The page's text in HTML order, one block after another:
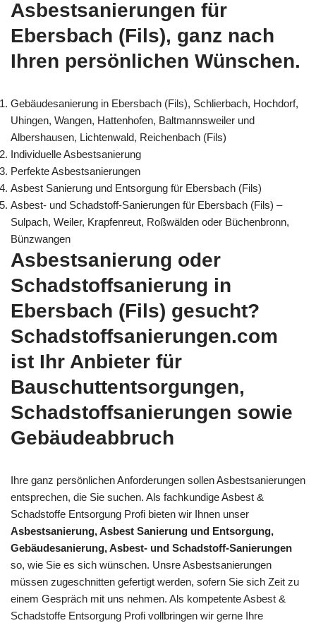
Asbestsanierungen für
Ebersbach (Fils), ganz nach
Ihren persönlichen Wünschen.
Gebäudesanierung in Ebersbach (Fils), Schlierbach, Hochdorf,
Uhingen, Wangen, Hattenhofen, Baltmannsweiler und
Albershausen, Lichtenwald, Reichenbach (Fils)
Individuelle Asbestsanierung
Perfekte Asbestsanierungen
Asbest Sanierung und Entsorgung für Ebersbach (Fils)
Asbest- und Schadstoff-Sanierungen für Ebersbach (Fils) –
Sulpach, Weiler, Krapfenreut, Roßwälden oder Büchenbronn,
Bünzwangen
Asbestsanierung oder
Schadstoffsanierung in
Ebersbach (Fils) gesucht?
Schadstoffsanierungen.com
ist Ihr Anbieter für
Bauschuttentsorgungen,
Schadstoffsanierungen sowie
Gebäudeabbruch
Ihre ganz persönlichen Anforderungen sollen Asbestsanierungen
entsprechen, die Sie suchen. Als fachkundige Asbest &
Schadstoffe Entsorgung Profi bieten wir Ihnen unser
Asbestsanierung, Asbest Sanierung und Entsorgung,
Gebäudesanierung, Asbest- und Schadstoff-Sanierungen
so, wie Sie es sich wünschen. Unsre Asbestsanierungen
müssen zugeschnitten gefertigt werden, sofern Sie sich Zeit zu
einem Gespräch mit uns nehmen. Als kompetente Asbest &
Schadstoffe Entsorgung Profi vollbringen wir gerne Ihre